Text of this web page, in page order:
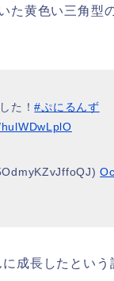
た黄色い三角型
た！#ぷにるんず
成長したという